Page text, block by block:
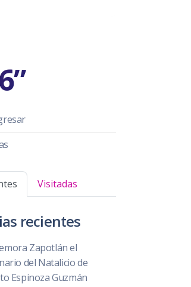
Visitadas
recientes
Zapotlán el
del Natalicio de
Espinoza Guzmán